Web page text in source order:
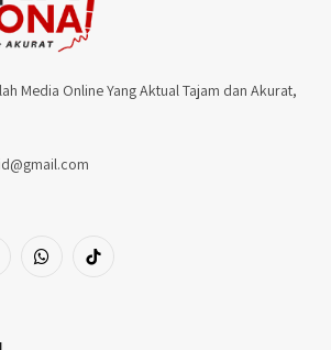
Media Online Yang Aktual Tajam dan Akurat,
WhatsAppTikTok